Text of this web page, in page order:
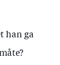
han ga